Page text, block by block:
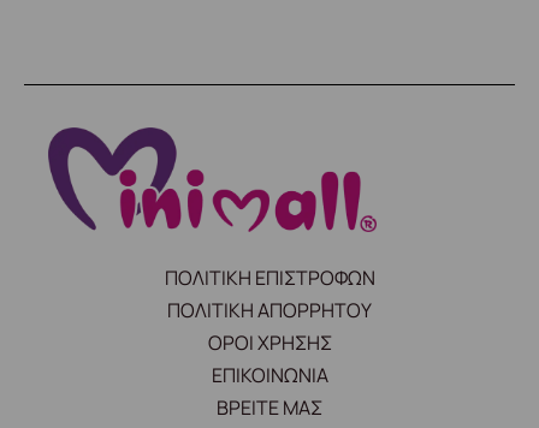
ΠΟΛΙΤΙΚΗ ΕΠΙΣΤΡΟΦΩΝ
ΠΟΛΙΤΙΚΗ ΑΠΟΡΡΗΤΟΥ
ΟΡΟΙ ΧΡΗΣΗΣ
ΕΠΙΚΟΙΝΩΝΙΑ
ΒΡΕΙΤΕ ΜΑΣ